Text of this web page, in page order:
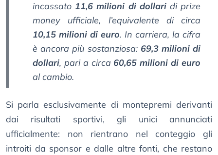
incassato 11,6 milioni di dollaridi prize
money ufficiale, l’equivalente di circa
10,15 milioni di euro. In carriera, la cifra
è ancora più sostanziosa: 69,3 milioni di
dollari, pari a circa 60,65 milioni di euro
al cambio.
Si parla esclusivamente di montepremi derivanti
dai risultati sportivi, gli unici annunciati
ufficialmente: non rientrano nel conteggio gli
introiti da sponsor e dalle altre fonti, che restano